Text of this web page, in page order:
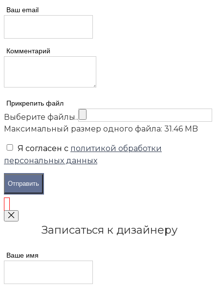
Ваш email
Комментарий
Прикрепить файл
Выберите файлы..
Максимальный размер одного файла: 31.46 MB
Я согласен с политикой обработки
персональных данных
Отправить
Записаться к дизайнеру
Ваше имя